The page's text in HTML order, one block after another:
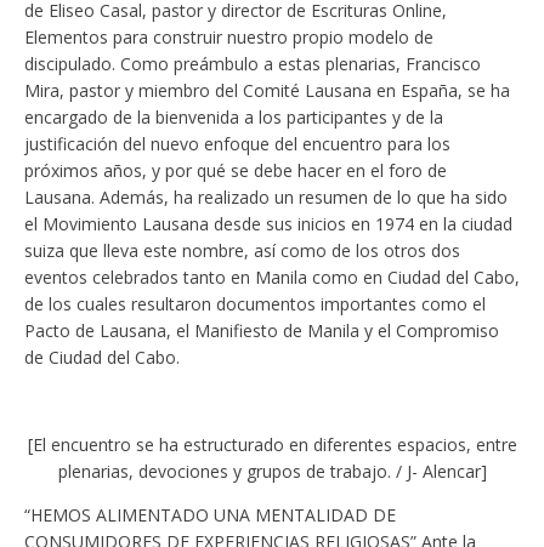
de Eliseo Casal, pastor y director de Escrituras Online,
Elementos para construir nuestro propio modelo de
discipulado. Como preámbulo a estas plenarias, Francisco
Mira, pastor y miembro del Comité Lausana en España, se ha
encargado de la bienvenida a los participantes y de la
justificación del nuevo enfoque del encuentro para los
próximos años, y por qué se debe hacer en el foro de
Lausana. Además, ha realizado un resumen de lo que ha sido
el Movimiento Lausana desde sus inicios en 1974 en la ciudad
suiza que lleva este nombre, así como de los otros dos
eventos celebrados tanto en Manila como en Ciudad del Cabo,
de los cuales resultaron documentos importantes como el
Pacto de Lausana, el Manifiesto de Manila y el Compromiso
de Ciudad del Cabo.
[El encuentro se ha estructurado en diferentes espacios, entre
plenarias, devociones y grupos de trabajo. / J- Alencar]
“HEMOS ALIMENTADO UNA MENTALIDAD DE
CONSUMIDORES DE EXPERIENCIAS RELIGIOSAS” Ante la